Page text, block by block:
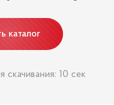
каталог
скачивания: 10 сек